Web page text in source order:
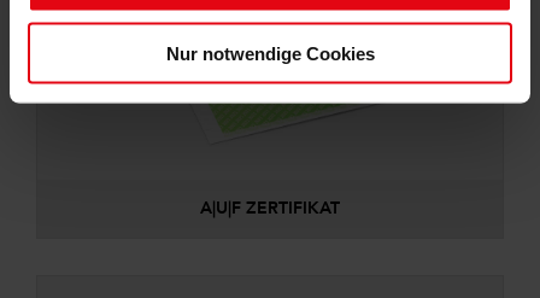
Um diese Cookies zu nutzen, benötigen wir Ihre
Ihre Einwilligung können Sie jederzeit für die Zukunft
widerrufen. Weitere Informationen finden Sie in unseren
Nur notwendige Cookies
A|U|F ZERTIFIKAT